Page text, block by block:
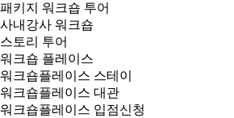
패키지 워크숍 투어
사내강사 워크숍
스토리 투어
워크숍 플레이스
워크숍플레이스 스테이
워크숍플레이스 대관
워크숍플레이스 입점신청